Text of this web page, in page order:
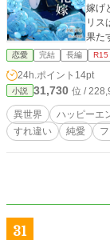
嫁げという
リスは
果た
るつもりはな
恋愛 完結 長編 R15
24h.ポイント 14pt
小説 31,730 位 /
異世界 ハッピーエ
すれ違い
純愛
31